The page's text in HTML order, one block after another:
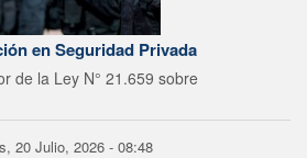
en Seguridad Privada
de la Ley N° 21.659 sobre
20 Julio, 2026 - 08:48